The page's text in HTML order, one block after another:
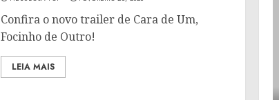
Confira o novo trailer de Cara de Um,
Focinho de Outro!
LEIA MAIS